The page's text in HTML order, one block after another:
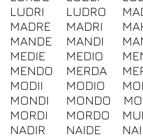
LUDRI
LUDRO
MADRE
MADRI
MANDE
MANDI
MEDIE
MEDIO
MENDO
MERDA
MODII
MODIO
MONDI
MONDO
MORDI
MORDO
NADIR
NAIDE